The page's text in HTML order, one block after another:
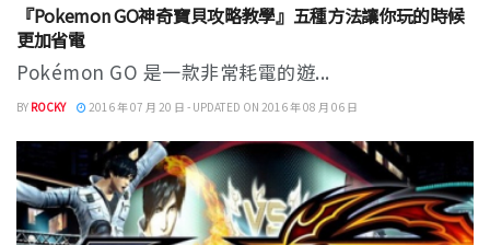
『Pokemon GO神奇寶貝攻略教學』五種方法讓你玩的時候
更加省電
Pokémon GO 是一款非常耗電的遊...
BY ROCKY 2016 年 07 月 20 日 - UPDATED ON 2016 年 08 月 06 日